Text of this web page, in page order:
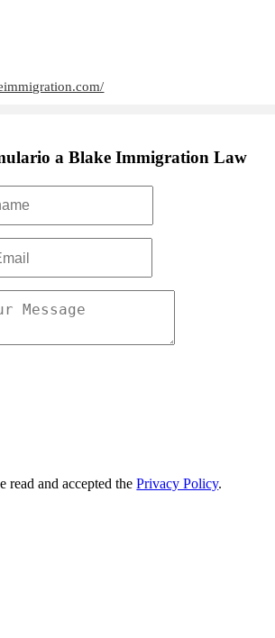
a Blake Immigration Law
read and accepted thePrivacy Policy.